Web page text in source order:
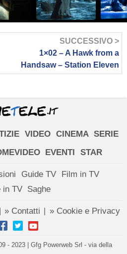
SUCCESSIVO >
1×02 – A Hawk from a
Handsaw – Station Eleven
VIDEO CINEMA SERIE
EVENTI STAR
Guide TV
Film in TV
in TV Saghe
» Contatti » Cookie e Privacy
- 2023 | Gfg Powerweb Srl - via della